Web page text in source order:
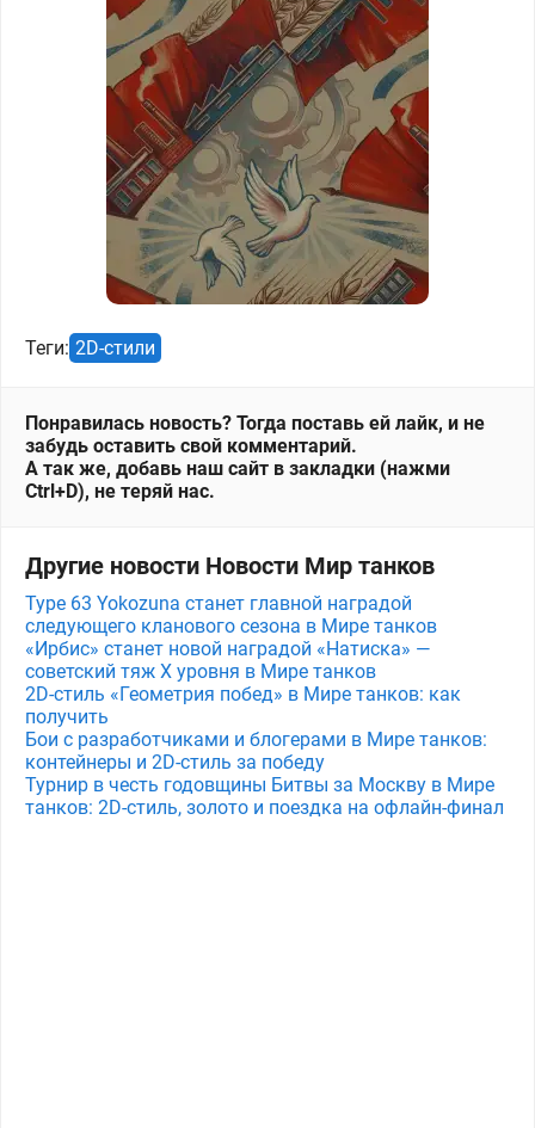
Теги: 2D-стили
Понравилась новость? Тогда поставь ей лайк, и не
забудь оставить свой комментарий.
А так же, добавь наш сайт в закладки (нажми
Ctrl+D), не теряй нас.
Другие новости Новости Мир танков
Type 63 Yokozuna станет главной наградой
следующего кланового сезона в Мире танков
«Ирбис» станет новой наградой «Натиска» —
советский тяж X уровня в Мире танков
2D-стиль «Геометрия побед» в Мире танков: как
получить
Бои с разработчиками и блогерами в Мире танков:
контейнеры и 2D-стиль за победу
Турнир в честь годовщины Битвы за Москву в Мире
танков: 2D-стиль, золото и поездка на офлайн-финал